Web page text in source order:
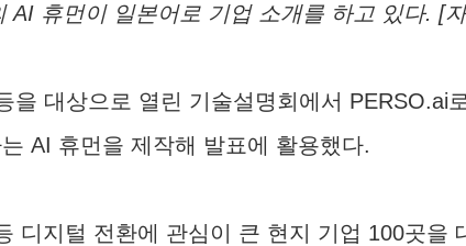
휴먼이 일본어로 기업 소개를 하고 있다. [
대상으로 열린 기술설명회에서 PERSO.ai
AI 휴먼을 제작해 발표에 활용했다.
디지털 전환에 관심이 큰 현지 기업 100곳을